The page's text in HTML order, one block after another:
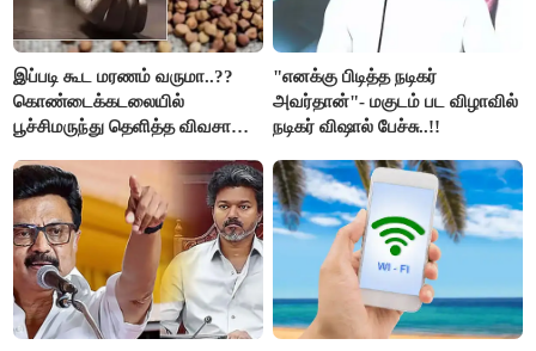
இப்படி கூட மரணம் வருமா..??
கொண்டைக்கடலையில்
பூச்சிமருந்து தெளித்த விவசாயி;
மகள்கள் உயிரிழப்பு..!!
"எனக்கு பிடித்த நடிகர்
அவர்தான்"- மகுடம் பட விழாவில்
நடிகர் விஷால் பேச்சு..!!